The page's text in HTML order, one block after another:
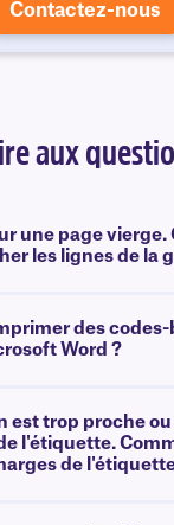
Contactez-nous
aux
une page vierge.
les lignes de la
des codes-
Word ?
est trop proche
l'étiquette.
de